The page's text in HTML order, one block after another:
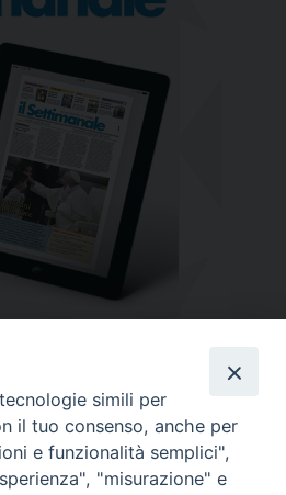
simili per
il tuo consenso, anche per
e funzionalità semplici",
"misurazione" e